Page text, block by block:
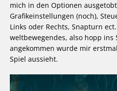
mich in den Optionen
Grafikeinstellungen (noch),
Links oder Rechts, Snapturn
weltbewegendes, also hopp ins
angekommen wurde mir
Spiel aussieht.